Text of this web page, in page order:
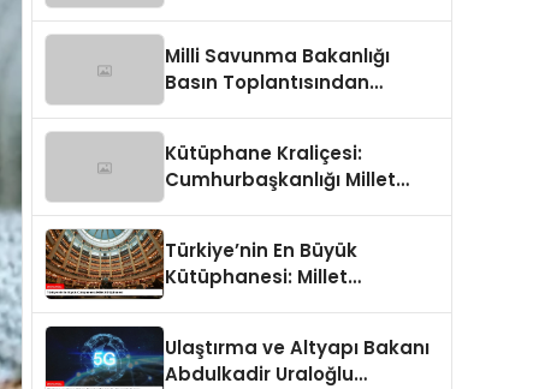
Milli Savunma Bakanlığı
Basın Toplantısından
Kütüphane Kraliçesi:
Cumhurbaşkanlığı Millet
Türkiye’nin En Büyük
Kütüphanesi: Millet
Ulaştırma ve Altyapı Bakanı
Abdulkadir Uraloğlu